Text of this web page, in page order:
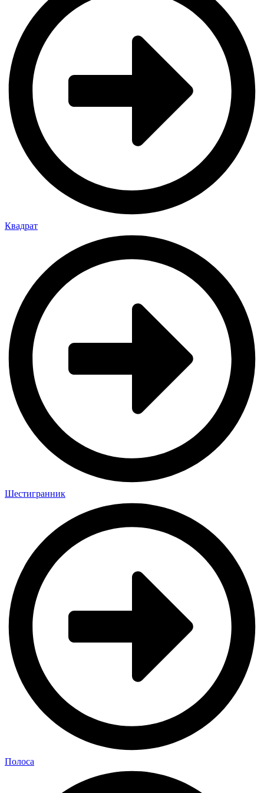
Квадрат
Шестигранник
Полоса